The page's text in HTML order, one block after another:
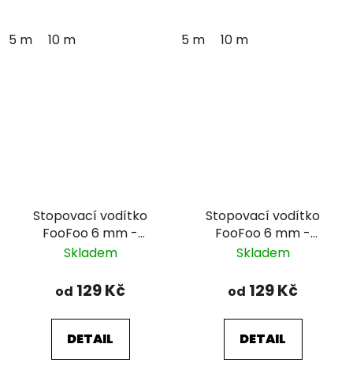
5 m 10 m 5 m 10 m
Stopovací vodítko
FooFoo 6 mm -
růžové
Skladem
od 129 Kč
DETAIL
Stopovací vodítko
FooFoo 6 mm -
tmavě zelené
Skladem
od 129 Kč
DETAIL